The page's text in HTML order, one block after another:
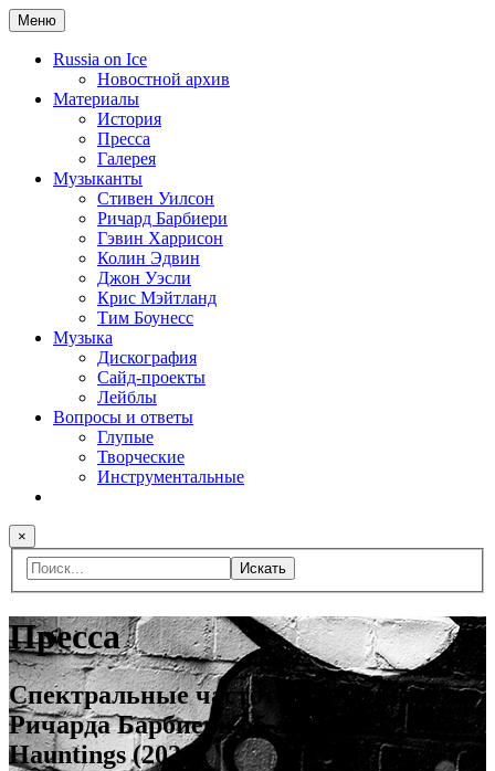
Меню
Russia on Ice
Новостной архив
Материалы
История
Пресса
Галерея
Музыканты
Стивен Уилсон
Ричард Барбиери
Гэвин Харрисон
Колин Эдвин
Джон Уэсли
Крис Мэйтланд
Тим Боунесс
Музыка
Дискография
Сайд-проекты
Лейблы
Вопросы и ответы
Глупые
Творческие
Инструментальные
×
Искать
Пресса
Спектральные частоты - интервью
Ричарда Барбиери об альбоме
Hauntings (2026)